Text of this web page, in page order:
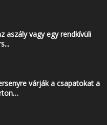
aszály vagy egy rendkívüli
várják a csapatokat a